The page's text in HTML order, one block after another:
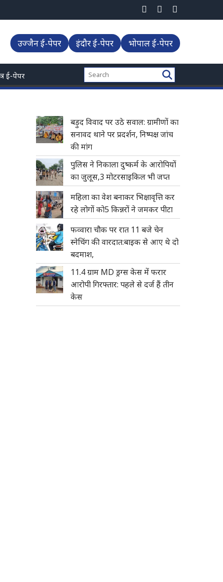
उज्जैन ई-पेपर इंदौर ई-पेपर भोपाल ई-पेपर
ई-पेपर
बड़ुद विवाद पर उठे सवाल: ग्रामीणों का
सनावद थाने पर प्रदर्शन, निष्पक्ष जांच
की मांग
पुलिस ने निकाला दुष्कर्म के आरोपियों
का जुलूस,3 मोटरसाइकिल भी जप्त
महिला का वेश बनाकर भिक्षावृत्ति कर
रहे लोगों को5 किन्नरों ने जमकर पीटा
फव्वारा चौक पर रात 11 बजे चेन
स्नेचिंग की वारदात:बाइक से आए थे दो
बदमाश,
11.4 ग्राम MD ड्रग्स केस में फरार
आरोपी गिरफ्तार: पहले से दर्ज हैं तीन
केस